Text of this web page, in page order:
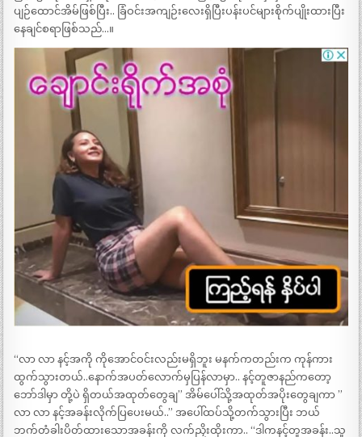
ပျဉ်ထောင်အိမ်ဖြစ်ပြီး.. ခြံဝင်းအကျဉ်းလေးရှိပြီးပန်းပင်များစိုက်ပျိုးထားပြီး
နေချင်စရာဖြစ်သည်…။
“လာ လာ နင့်အကို ကိုအောင်ဝင်းလည်းမရှိဘူး မနက်ကတည်းက ကုန်ကား
ထွက်သွားတယ်..နောက်အပတ်လောက်မှပြန်လာမှာ.. နင့်တူဇာနည်ကတော့
ဘော်ဒါမှာ တို့ပဲ ရှိတယ်အထုတ်တွေချ” အိမ်ပေါ်သို့အထုတ်အပိုးတွေချကာ ”
လာ လာ နင့်အခန်းလိုက်ပြပေးမယ်..” အပေါ်ထပ်သို့တက်သွားပြီး ဘယ်
ဘက်တံခါးပိတ်ထားသောအခန်းကို လက်ညှိးထိုးကာ.. “ဒါကနင့်တူအခန်း..သူ